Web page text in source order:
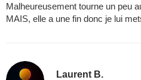
Malheureusement tourne un peu
MAIS, elle a une fin donc je lui
Laurent B.